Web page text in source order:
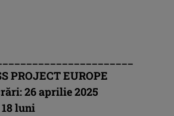
PROJECT EUROPE
26 aprilie 2025
luni